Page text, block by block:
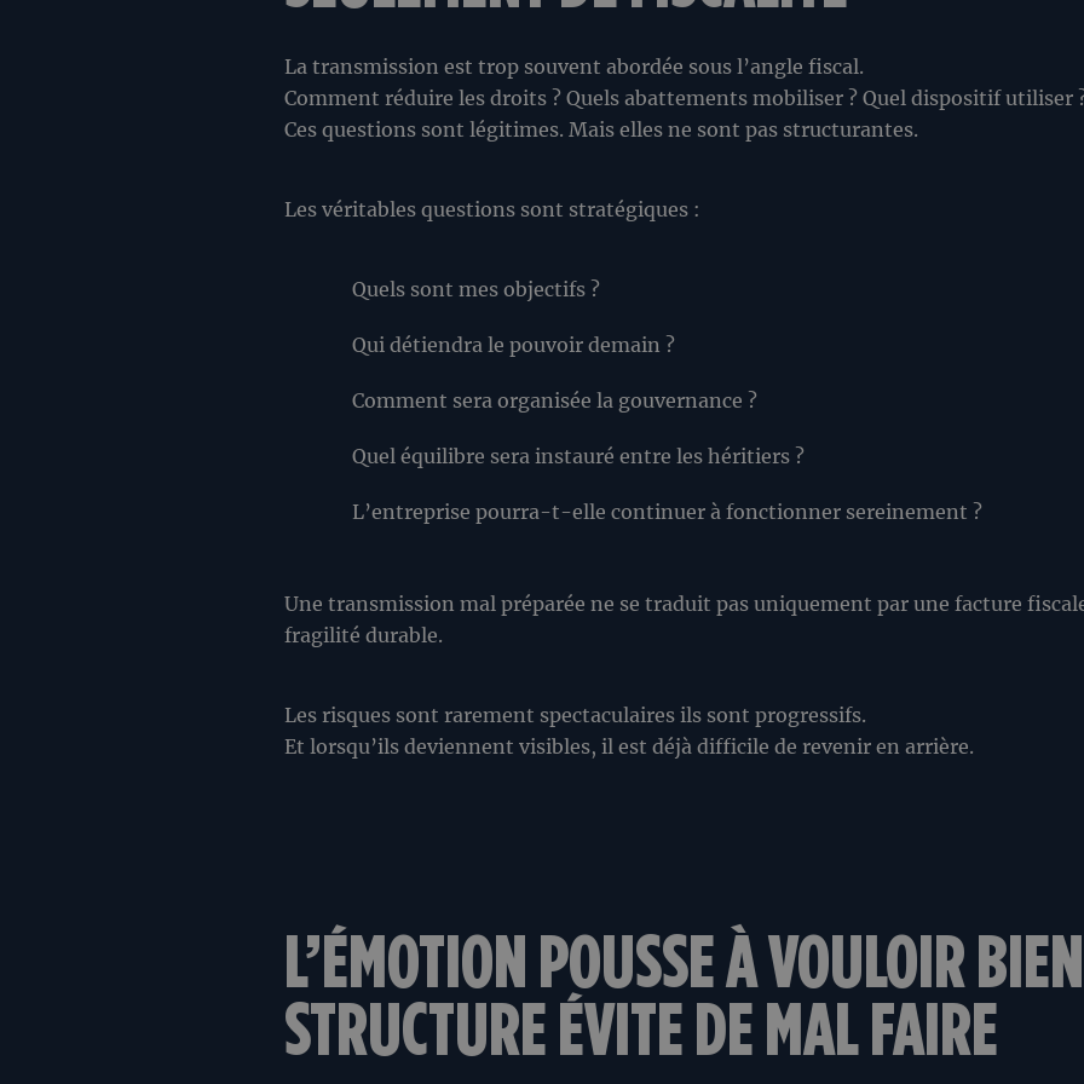
La transmission est trop souvent abordée sous l’angle fiscal.
Comment réduire les droits ? Quels abattements mobiliser ? Quel dispositif utiliser
Ces questions sont légitimes. Mais elles ne sont pas structurantes.
Les véritables questions sont stratégiques :
Quels sont mes objectifs ?
Qui détiendra le pouvoir demain ?
Comment sera organisée la gouvernance ?
Quel équilibre sera instauré entre les héritiers ?
L’entreprise pourra-t-elle continuer à fonctionner sereinement ?
Une transmission mal préparée ne se traduit pas uniquement par une facture
fragilité durable.
Les risques sont rarement spectaculaires ils sont progressifs.
Et lorsqu’ils deviennent visibles, il est déjà difficile de revenir en arrière.
L’ÉMOTION POUSSE À VOULOIR
STRUCTURE ÉVITE DE MAL FAIRE